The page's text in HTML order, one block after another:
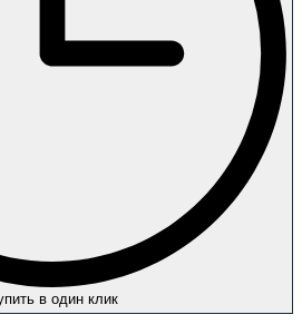
в один клик